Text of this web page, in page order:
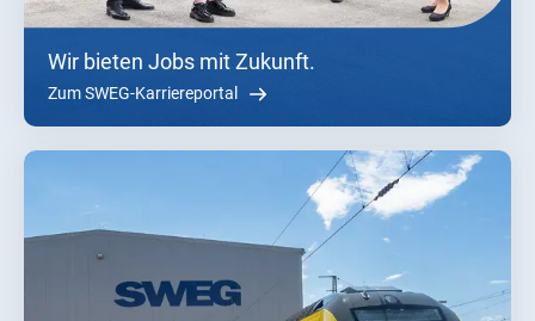
Wir bieten Jobs mit Zukunft.
Zum SWEG-Karriereportal